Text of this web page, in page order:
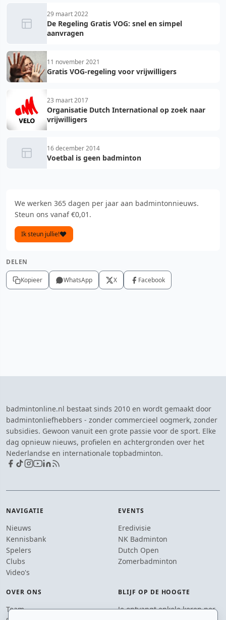
29 maart 2022
De Regeling Gratis VOG: snel en simpel
aanvragen
11 november 2021
Gratis VOG-regeling voor vrijwilligers
23 maart 2017
Organisatie Dutch International op zoek naar
vrijwilligers
16 december 2014
Voetbal is geen badminton
We werken 365 dagen per jaar aan badmintonnieuws.
Steun ons vanaf €0,01.
Ik steun jullie!
DELEN
Kopieer WhatsApp X Facebook
badmintonline.nl bestaat sinds 2010 en wordt gemaakt door
badmintonliefhebbers - zonder commercieel oogmerk, zonder
subsidies. Gewoon vanuit een grote passie voor de sport. Elke
dag opnieuw nieuws, profielen en achtergronden over het
Nederlandse en internationale topbadminton.
NAVIGATIE
Nieuws
Kennisbank
Spelers
Clubs
Video's
EVENTS
Eredivisie
NK Badminton
Dutch Open
Zomerbadminton
OVER ONS
Team
BLIJF OP DE HOOGTE
Je ontvangt enkele keren per